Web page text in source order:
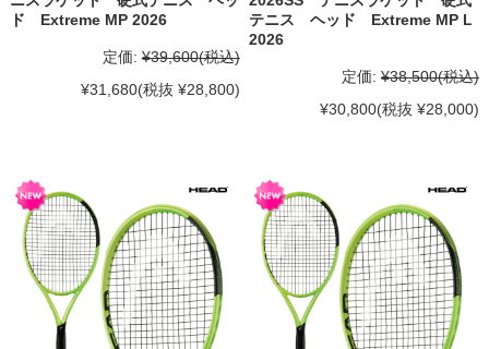
ド Extreme MP 2026
定価: ¥39,600(税込)
¥31,680(税抜 ¥28,800)
テニス ヘッド Extreme MP L
2026
定価: ¥38,500(税込)
¥30,800(税抜 ¥28,000)